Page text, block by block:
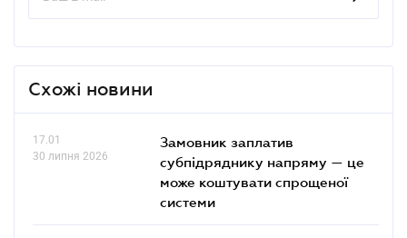
Схожі новини
17.01
30 липня 2026
Замовник заплатив
субпідряднику напряму — це
може коштувати спрощеної
системи